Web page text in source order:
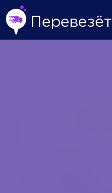
Перевезёт